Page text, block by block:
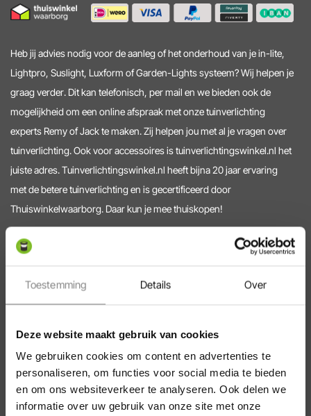
Toestemming Details Over
Deze website maakt gebruik van cookies
We gebruiken cookies om content en advertenties te
personaliseren, om functies voor social media te bieden
en om ons websiteverkeer te analyseren. Ook delen we
informatie over uw gebruik van onze site met onze
Heb jij advies nodig voor de aanleg of het onderhoud van je in-lite,
Lightpro, Suslight, Luxform of Garden-Lights systeem? Wij helpen je
graag verder. Dit kan telefonisch, per mail en we bieden ook de
mogelijkheid om een online afspraak met onze tuinverlichting
experts Remy of Jack te maken. Zij helpen jou met al je vragen over
tuinverlichting. Ook voor accessoires is tuinverlichtingswinkel.nl het
juiste adres. Tuinverlichtingswinkel.nl heeft bijna 20 jaar ervaring
met de betere tuinverlichting en is gecertificeerd door
Thuiswinkelwaarborg. Daar kun je mee thuiskopen!
Klantenservice
Hulp bij bestellen
Bezorging en levertijden
Algemene Voorwaarden
Retour Voorwaarden